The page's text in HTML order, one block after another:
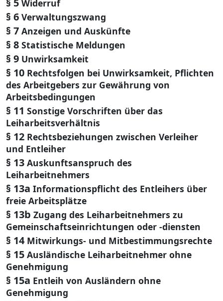
§ 5 Widerruf
§ 6 Verwaltungszwang
§ 7 Anzeigen und Auskünfte
§ 8 Statistische Meldungen
§ 9 Unwirksamkeit
§ 10 Rechtsfolgen bei Unwirksamkeit, Pflichten
des Arbeitgebers zur Gewährung von
Arbeitsbedingungen
§ 11 Sonstige Vorschriften über das
Leiharbeitsverhältnis
§ 12 Rechtsbeziehungen zwischen Verleiher
und Entleiher
§ 13 Auskunftsanspruch des
Leiharbeitnehmers
§ 13a Informationspflicht des Entleihers über
freie Arbeitsplätze
§ 13b Zugang des Leiharbeitnehmers zu
Gemeinschaftseinrichtungen oder -diensten
§ 14 Mitwirkungs- und Mitbestimmungsrechte
§ 15 Ausländische Leiharbeitnehmer ohne
Genehmigung
§ 15a Entleih von Ausländern ohne
Genehmigung